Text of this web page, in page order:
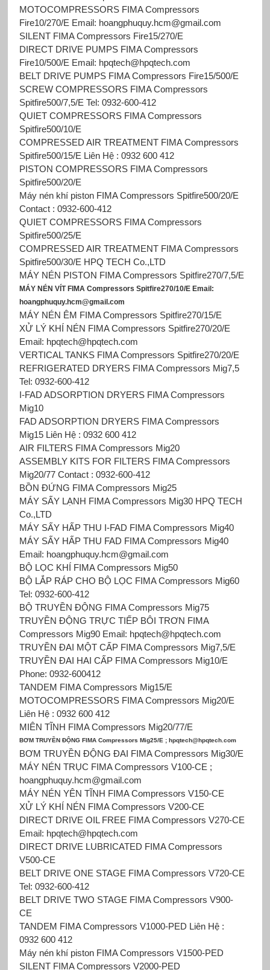
MOTOCOMPRESSORS FIMA Compressors
Fire10/270/E Email: hoangphuquy.hcm@gmail.com
SILENT FIMA Compressors Fire15/270/E
DIRECT DRIVE PUMPS FIMA Compressors
Fire10/500/E Email: hpqtech@hpqtech.com
BELT DRIVE PUMPS FIMA Compressors Fire15/500/E
SCREW COMPRESSORS FIMA Compressors
Spitfire500/7,5/E Tel: 0932-600-412
QUIET COMPRESSORS FIMA Compressors
Spitfire500/10/E
COMPRESSED AIR TREATMENT FIMA Compressors
Spitfire500/15/E Liên Hệ : 0932 600 412
PISTON COMPRESSORS FIMA Compressors
Spitfire500/20/E
Máy nén khí piston FIMA Compressors Spitfire500/20/E
Contact : 0932-600-412
QUIET COMPRESSORS FIMA Compressors
Spitfire500/25/E
COMPRESSED AIR TREATMENT FIMA Compressors
Spitfire500/30/E HPQ TECH Co.,LTD
MÁY NÉN PISTON FIMA Compressors Spitfire270/7,5/E
MÁY NÉN VÍT FIMA Compressors Spitfire270/10/E Email:
hoangphuquy.hcm@gmail.com
MÁY NÉN ÊM FIMA Compressors Spitfire270/15/E
XỬ LÝ KHÍ NÉN FIMA Compressors Spitfire270/20/E
Email: hpqtech@hpqtech.com
VERTICAL TANKS FIMA Compressors Spitfire270/20/E
REFRIGERATED DRYERS FIMA Compressors Mig7,5
Tel: 0932-600-412
I-FAD ADSORPTION DRYERS FIMA Compressors
Mig10
FAD ADSORPTION DRYERS FIMA Compressors
Mig15 Liên Hệ : 0932 600 412
AIR FILTERS FIMA Compressors Mig20
ASSEMBLY KITS FOR FILTERS FIMA Compressors
Mig20/77 Contact : 0932-600-412
BỒN ĐỨNG FIMA Compressors Mig25
MÁY SẤY LẠNH FIMA Compressors Mig30 HPQ TECH
Co.,LTD
MÁY SẤY HẤP THU I-FAD FIMA Compressors Mig40
MÁY SẤY HẤP THU FAD FIMA Compressors Mig40
Email: hoangphuquy.hcm@gmail.com
BỘ LỌC KHÍ FIMA Compressors Mig50
BỘ LẮP RÁP CHO BỘ LỌC FIMA Compressors Mig60
Tel: 0932-600-412
BỘ TRUYỀN ĐỘNG FIMA Compressors Mig75
TRUYỀN ĐỘNG TRỰC TIẾP BÔI TRƠN FIMA
Compressors Mig90 Email: hpqtech@hpqtech.com
TRUYỀN ĐAI MỘT CẤP FIMA Compressors Mig7,5/E
TRUYỀN ĐAI HAI CẤP FIMA Compressors Mig10/E
Phone: 0932-600412
TANDEM FIMA Compressors Mig15/E
MOTOCOMPRESSORS FIMA Compressors Mig20/E
Liên Hệ : 0932 600 412
MIÊN TĨNH FIMA Compressors Mig20/77/E
BƠM TRUYỀN ĐỘNG FIMA Compressors Mig25/E ; hpqtech@hpqtech.com
BƠM TRUYỀN ĐỘNG ĐAI FIMA Compressors Mig30/E
MÁY NÉN TRỤC FIMA Compressors V100-CE ;
hoangphuquy.hcm@gmail.com
MÁY NÉN YÊN TĨNH FIMA Compressors V150-CE
XỬ LÝ KHÍ NÉN FIMA Compressors V200-CE
DIRECT DRIVE OIL FREE FIMA Compressors V270-CE
Email: hpqtech@hpqtech.com
DIRECT DRIVE LUBRICATED FIMA Compressors
V500-CE
BELT DRIVE ONE STAGE FIMA Compressors V720-CE
Tel: 0932-600-412
BELT DRIVE TWO STAGE FIMA Compressors V900-
CE
TANDEM FIMA Compressors V1000-PED Liên Hệ :
0932 600 412
Máy nén khí piston FIMA Compressors V1500-PED
SILENT FIMA Compressors V2000-PED